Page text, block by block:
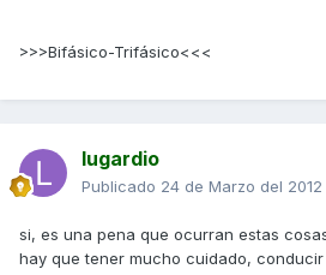
>>>Bifásico-Trifásico<<<
lugardio
Publicado 24 de Marzo del 2012
si, es una pena que ocurran estas
hay que tener mucho cuidado,